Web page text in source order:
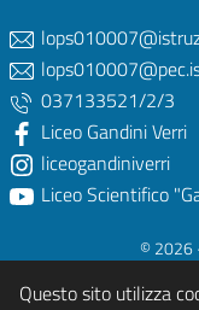
037133521/2/3
Liceo Gandini Verri
liceogandiniverri
Liceo Scientifico
© 2026
Questo sito utilizza